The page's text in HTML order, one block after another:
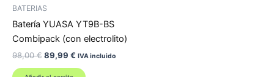
BATERIAS
Batería YUASA YT9B-BS
Combipack (con electrolito)
98,00€El
89,99 € El
IVA incluido